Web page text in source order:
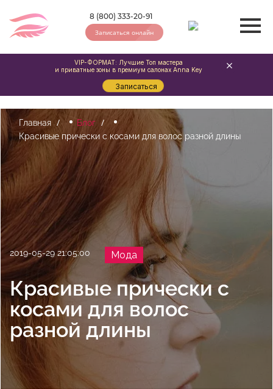
8 (800) 333-20-91
Записаться онлайн
Главная
Блог
Красивые прически с косами для волос разной длины
2019-05-29 21:05:00 Мода
Красивые прически с
косами для волос
разной длины
VIP-ФОРМАТ: Лучшие Топ мастера
и приватные зоны в премиум салонах Anna Key
Записаться